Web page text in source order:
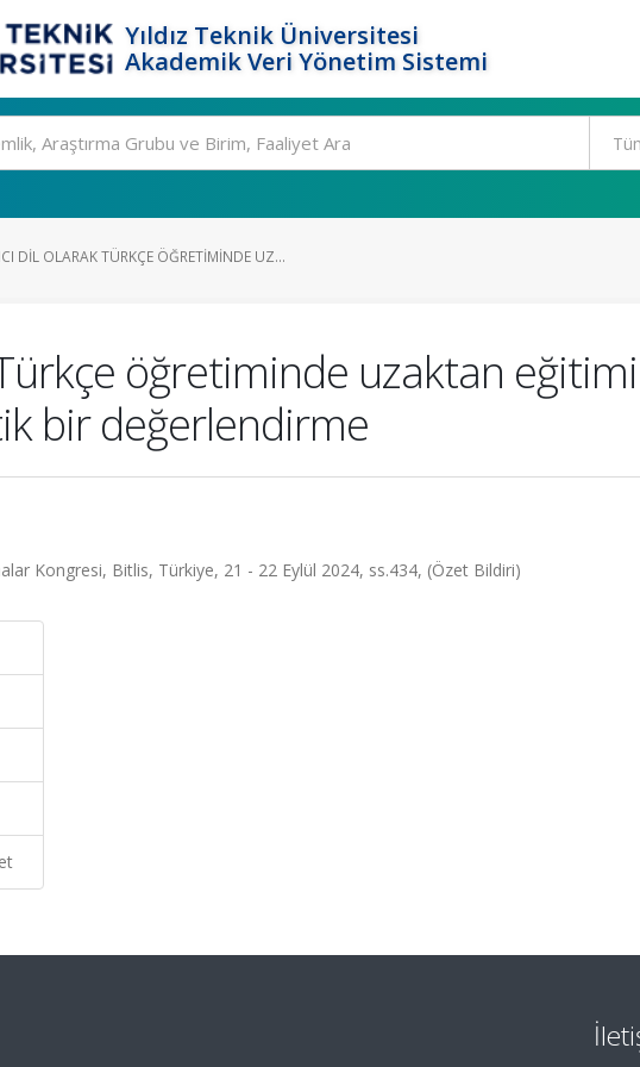
Yıldız Teknik Üniversitesi
Akademik Veri Yönetim Sistemi
DIL OLARAK TÜRKÇE ÖĞRETIMINDE UZ...
öğretiminde uzaktan
bir değerlendirme
Kongresi, Bitlis, Türkiye, 21 - 22 Eylül 2024, ss.434, (Özet Bildiri)